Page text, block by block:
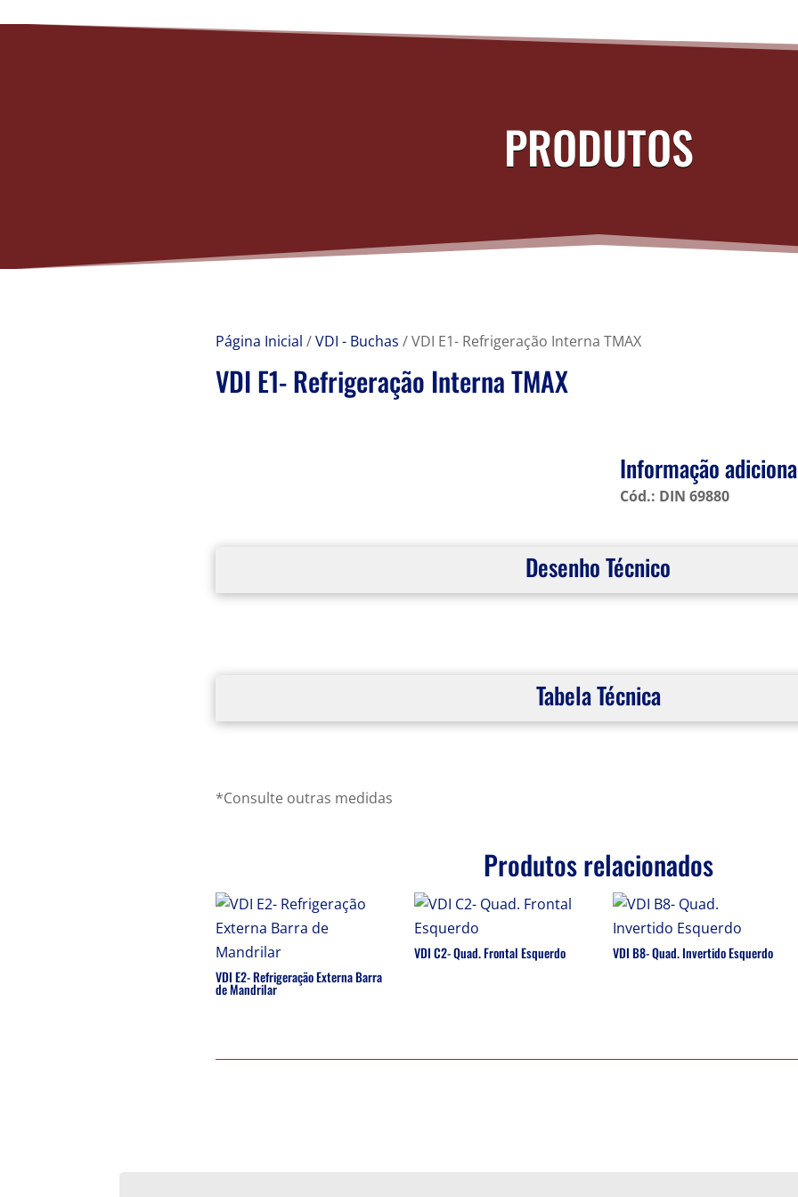
PRODUTOS
Página Inicial /VDI - Buchas / VDI E1- Refrigeração Interna TMAX
VDI E1- Refrigeração Interna TMAX
Informação
Cód.: DIN 69880
Desenho Técnico
Tabela Técnica
*Consulte outras medidas
Produtos relacionados
VDI E2- Refrigeração Externa Barra
de Mandrilar
VDI C2- Quad. Frontal Esquerdo VDI B8- Quad. Invertido Esquerdo